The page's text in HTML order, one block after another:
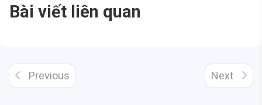
Bài viết liên quan
Previous Next